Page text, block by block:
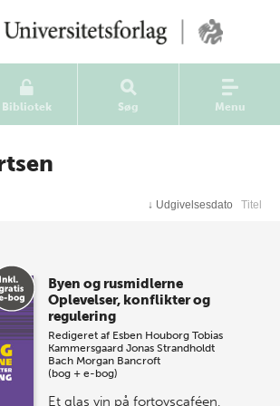
Bibliotek Søg Menu
↓ Udgivelsesdato Titel
Byen og rusmidlerne
Oplevelser, konflikter og
regulering
Redigeret af Esben Houborg Tobias
Kammersgaard Jonas Strandholdt
Bach Morgan Bancroft
(bog + e-bog)
Et glas vin på fortovscaféen,